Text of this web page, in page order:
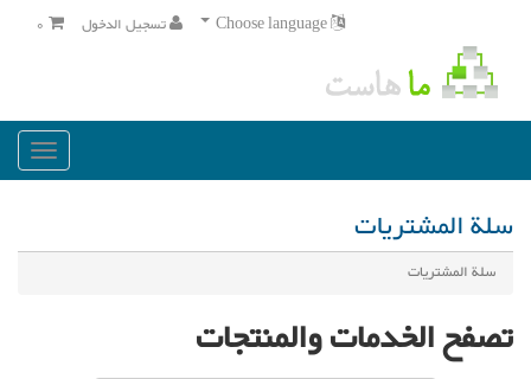
تسجيل الدخول 0
سلة المشتريات
سلة المشتريات
تصفح الخدمات والمنتجات